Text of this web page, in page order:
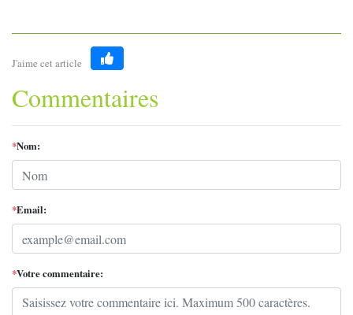
J'aime cet article
Like
Commentaires
*Nom:
*Email:
*Votre commentaire: